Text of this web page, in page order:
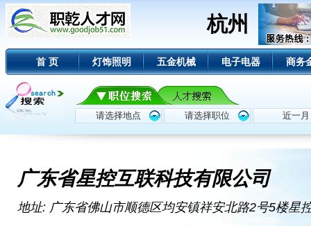
杭州
首 页 灯饰照明 五金机械 电子电器 商务
广东省星控互联科技有限公司
地址: 广东省佛山市顺德区均安镇祥安北路2号5楼星